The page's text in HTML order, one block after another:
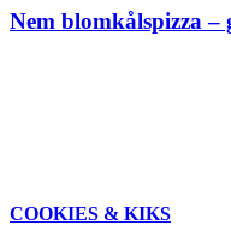
Nem blomkålspizza
COOKIES & KIKS